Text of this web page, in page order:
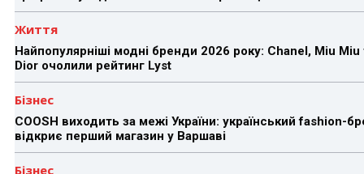
Життя
Найпопулярніші модні бренди 2026 року: Chanel, Miu Miu
Dior очолили рейтинг Lyst
Бізнес
COOSH виходить за межі України: український fashion-
відкриє перший магазин у Варшаві
Бізнес